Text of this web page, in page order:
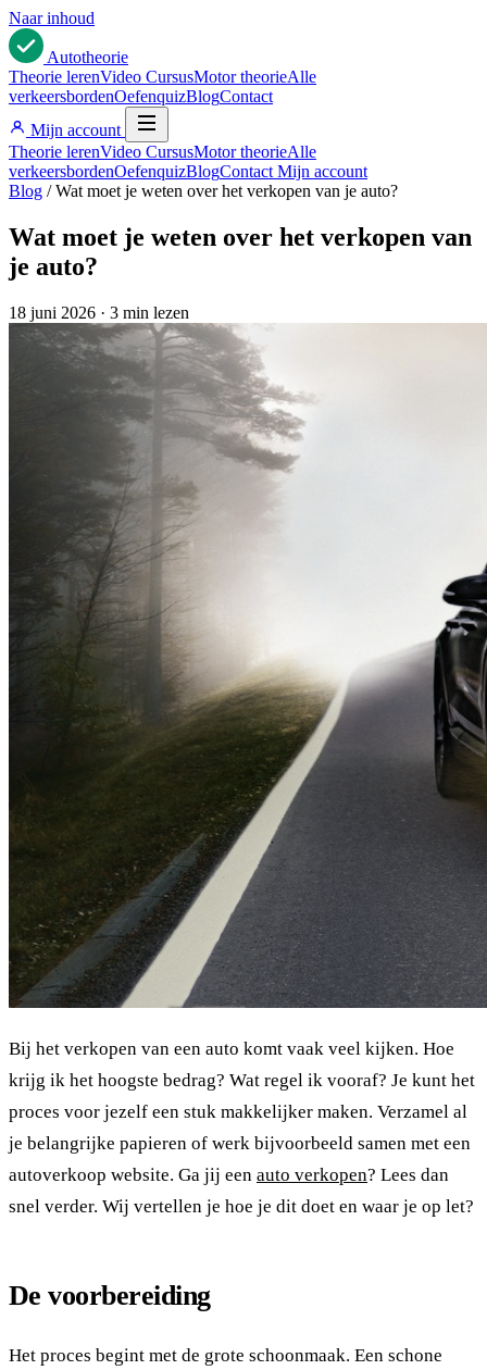
Naar inhoud
Autotheorie
Theorie lerenVideo CursusMotor theorieAlle
verkeersbordenOefenquizBlogContact
Mijn account
Theorie lerenVideo CursusMotor theorieAlle
verkeersbordenOefenquizBlogContact Mijn account
Blog / Wat moet je weten over het verkopen van je auto?
Wat moet je weten over het verkopen van
je auto?
18 juni 2026 · 3 min lezen
Bij het verkopen van een auto komt vaak veel kijken. Hoe
krijg ik het hoogste bedrag? Wat regel ik vooraf? Je kunt het
proces voor jezelf een stuk makkelijker maken. Verzamel al
je belangrijke papieren of werk bijvoorbeeld samen met een
autoverkoop website. Ga jij een auto verkopen? Lees dan
snel verder. Wij vertellen je hoe je dit doet en waar je op let?
De voorbereiding
Het proces begint met de grote schoonmaak. Een schone